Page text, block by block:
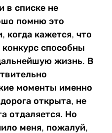
в списке не
помню это
кажется, что
способны
жизнь. В
моменты именно
открыта, не
отдаляется. Но
меня, пожалуй,